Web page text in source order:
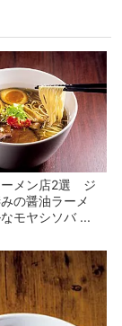
ーメン店2選 ジ
の醤油ラーメ
モヤシソバ ...